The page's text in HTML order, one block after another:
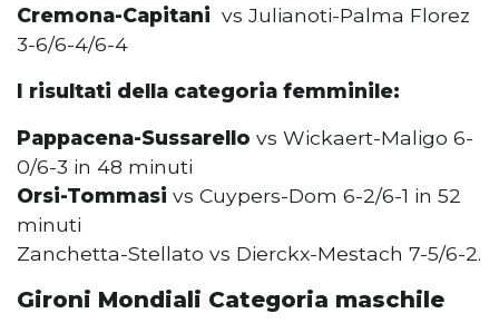
Cremona-Capitani vs Julianoti-Palma Florez
3-6/6-4/6-4
I risultati della categoria femminile:
Pappacena-Sussarello vs Wickaert-Maligo 6-
0/6-3 in 48 minuti
Orsi-Tommasi vs Cuypers-Dom 6-2/6-1 in 52
minuti
Zanchetta-Stellato vs Dierckx-Mestach 7-5/6-2.
Gironi Mondiali Categoria maschile